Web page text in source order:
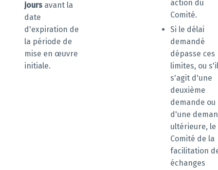
jours avant la
date
d'expiration de
la période de
mise en œuvre
initiale.
action du
Comité.
Si le délai
demandé
dépasse ces
limites, ou s'il
s'agit d'une
deuxième
demande ou
d'une
ultérieure, le
Comité de la
facilitation
échanges